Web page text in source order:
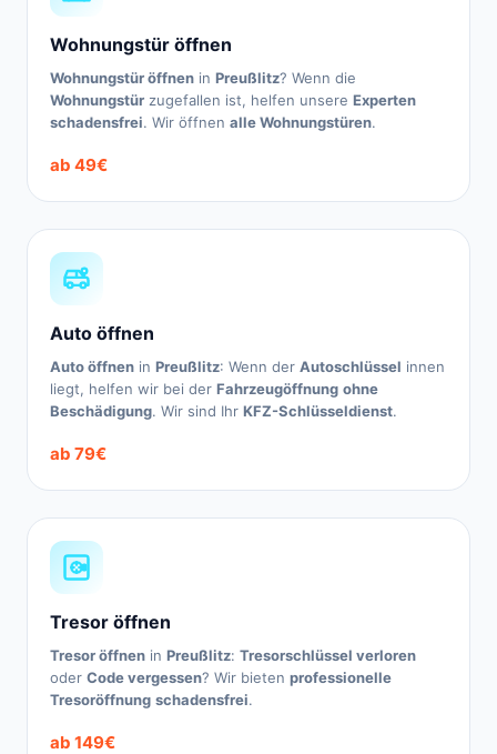
Wohnungstür öffnen
Wohnungstür öffnen in Preußlitz? Wenn die
Wohnungstür zugefallen ist, helfen unsere Experten
schadensfrei. Wir öffnen alle Wohnungstüren.
ab 49€
Auto öffnen
Auto öffnen in Preußlitz: Wenn der Autoschlüssel innen
liegt, helfen wir bei der Fahrzeugöffnung ohne
Beschädigung. Wir sind Ihr KFZ-Schlüsseldienst.
ab 79€
Tresor öffnen
Tresor öffnen in Preußlitz: Tresorschlüssel verloren
oder Code vergessen? Wir bieten professionelle
Tresoröffnung schadensfrei.
ab 149€